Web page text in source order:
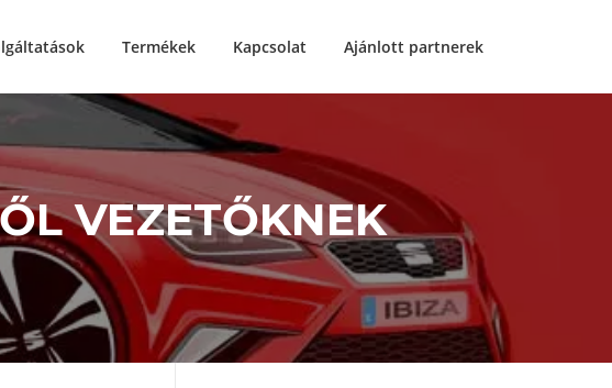
Termékek Kapcsolat Ajánlott partnerek
VEZETŐKNEK